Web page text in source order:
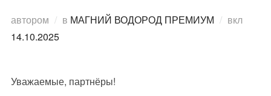
автором в МАГНИЙ ВОДОРОД ПРЕМИУМ вкл
14.10.2025
Уважаемые, партнёры!